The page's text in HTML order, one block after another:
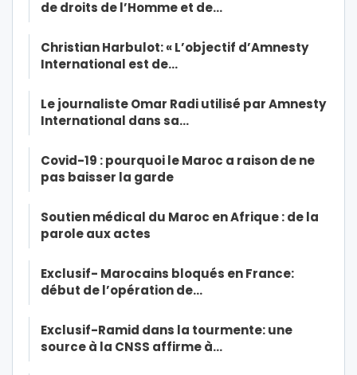
de droits de l’Homme et de…
Christian Harbulot: « L’objectif d’Amnesty
International est de…
Le journaliste Omar Radi utilisé par Amnesty
International dans sa…
Covid-19 : pourquoi le Maroc a raison de ne
pas baisser la garde
Soutien médical du Maroc en Afrique : de la
parole aux actes
Exclusif- Marocains bloqués en France:
début de l’opération de…
Exclusif-Ramid dans la tourmente: une
source à la CNSS affirme à…